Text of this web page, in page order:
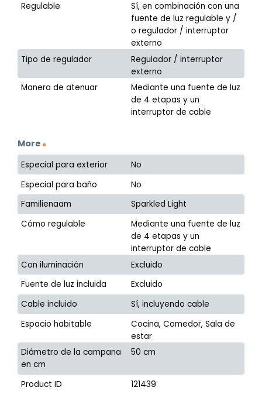
Regulable
Sí, en combinación con una
fuente de luz regulable y /
o regulador / interruptor
externo
Tipo de regulador
Regulador / interruptor
externo
Manera de atenuar
Mediante una fuente de luz
de 4 etapas y un
interruptor de cable
More
Especial para exterior
No
Especial para baño
No
Familienaam
Sparkled Light
Cómo regulable
Mediante una fuente de luz
de 4 etapas y un
interruptor de cable
Con iluminación
Excluido
Fuente de luz incluida
Excluido
Cable incluido
Sí, incluyendo cable
Espacio habitable
Cocina, Comedor, Sala de
estar
Diámetro de la campana
en cm
50 cm
Product ID 121439